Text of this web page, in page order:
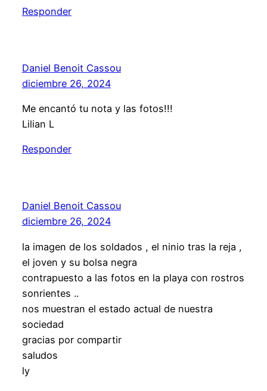
Responder
Daniel Benoit Cassou
diciembre 26, 2024
Me encantó tu nota y las fotos!!!
Lilian L
Responder
Daniel Benoit Cassou
diciembre 26, 2024
la imagen de los soldados , el ninio tras la reja ,
el joven y su bolsa negra
contrapuesto a las fotos en la playa con rostros
sonrientes ..
nos muestran el estado actual de nuestra
sociedad
gracias por compartir
saludos
ly